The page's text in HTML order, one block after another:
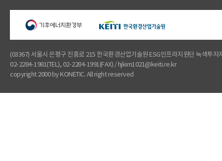
(03367) 서울시 은평구 진흥로 215 한국환경산업기술원 ESG인프라지원단 녹색투자
02-2284-1981(TEL), 02-2284-1991(FAX) / hjkim1021@keiti.re.kr
copyright 2000 by KONETIC. All right reserved